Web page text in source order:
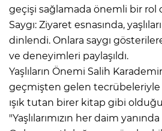
geçişi sağlamada önemli bir rol
Saygı: Ziyaret esnasında,
dinlendi. Onlara saygı
ve deneyimleri paylaşıldı.
Yaşlıların Önemi Salih
geçmişten gelen tecrübeleriyle
ışık tutan birer kitap gibi
"Yaşlılarımızın her daim